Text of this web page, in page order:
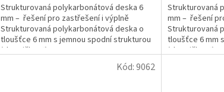
Strukturovaná polykarbonátová deska 6
mm – řešení pro zastřešení i výplně
Strukturovaná polykarbonátová deska o
tloušťce 6 mm s jemnou spodní strukturou
(„krupičkou“) ....
Strukturovaná
mm – řešení
Strukturovaná
tloušťce 6 mm
(„krupičkou“) ....
Kód:9062